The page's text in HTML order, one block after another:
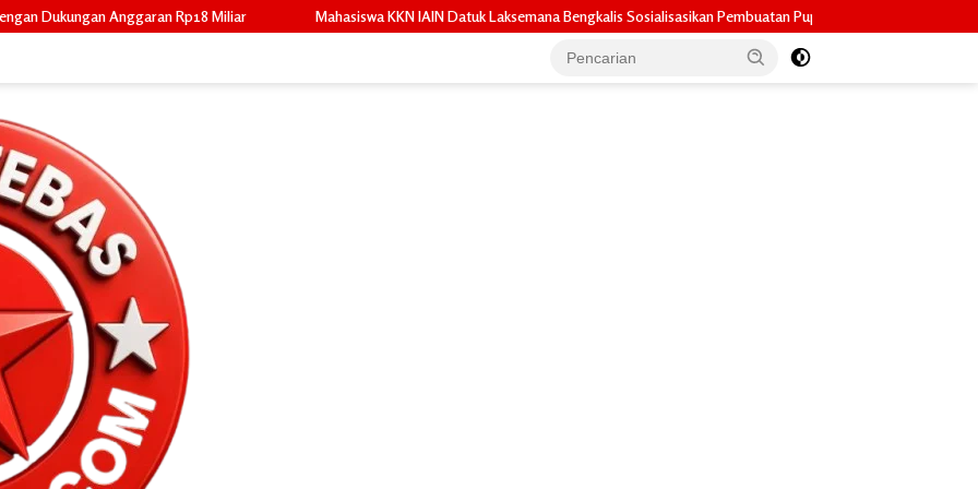
Miliar Mahasiswa KKN IAIN Datuk Laksemana Bengkalis Sosialisasikan Pembuatan Pupuk Organik Cair dan NPK Cair di Desa Kedabu Rapat